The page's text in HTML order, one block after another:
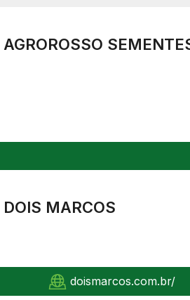
AGROROSSO
DOIS MARCOS
doismarcos.com.br/